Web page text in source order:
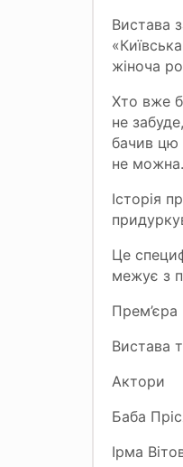
Вистава
жіноча
Хто вже
не
бачив цю
не можна.
Історія
Це
межує з
Прем’єра
Вистава
Актори
Баба
Ірма